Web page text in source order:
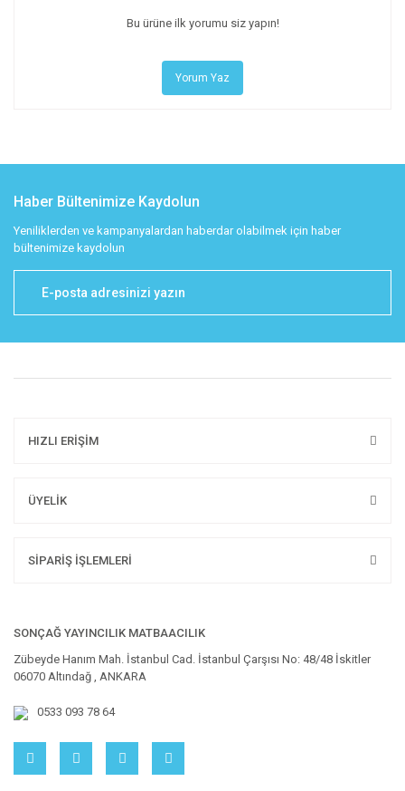
Bu ürüne ilk yorumu siz yapın!
Yorum Yaz
Haber Bültenimize Kaydolun
Yeniliklerden ve kampanyalardan haberdar olabilmek için haber
bültenimize kaydolun
HIZLI ERİŞİM
ÜYELİK
SİPARİŞ İŞLEMLERİ
SONÇAĞ YAYINCILIK MATBAACILIK
Zübeyde Hanım Mah. İstanbul Cad. İstanbul Çarşısı No: 48/48 İskitler
06070 Altındağ , ANKARA
0533 093 78 64